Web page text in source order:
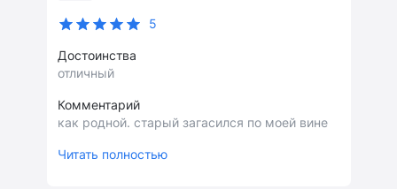
5
Достоинства
отличный
Комментарий
как родной. старый загасился по моей вине
Читать полностью